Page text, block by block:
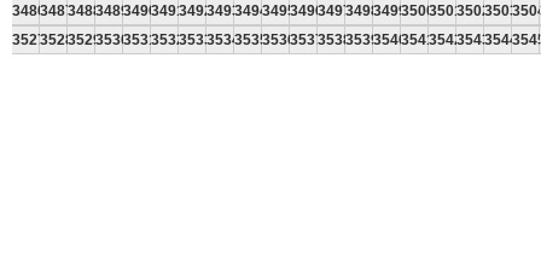
348634873488348934903491349234933494349534963497349834993500350135023503
352735283529353035313532353335343535353635373538353935403541354235433544